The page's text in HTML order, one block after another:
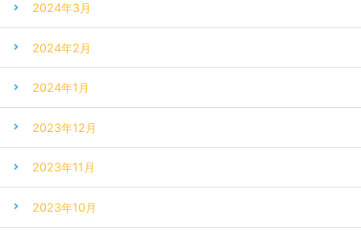
2024年3月
2024年2月
2024年1月
2023年12月
2023年11月
2023年10月